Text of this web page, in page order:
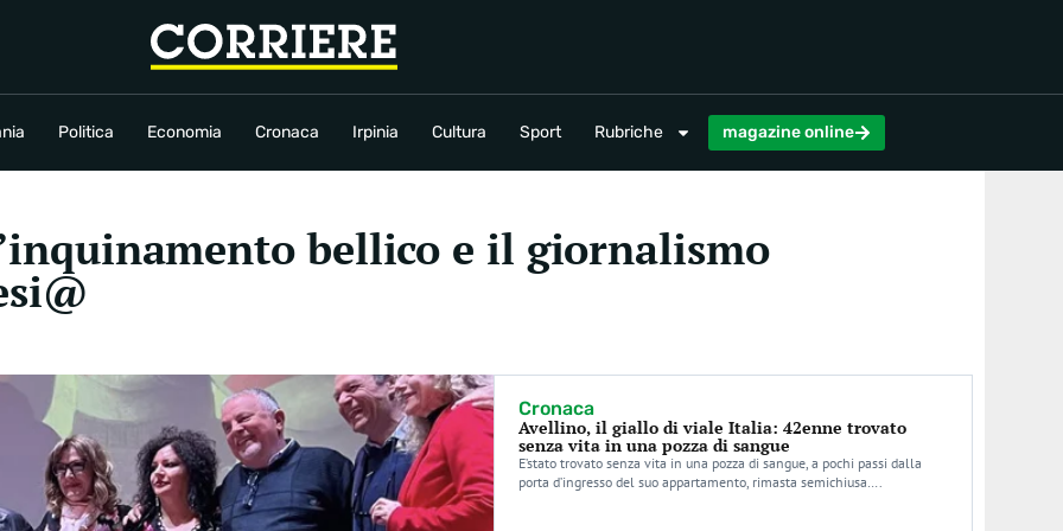
Politica Economia Cronaca Irpinia Cultura Sport Rubriche magazine online
Cronaca Irpinia Sport Rubriche
bellico e il giornalismo
Cronaca
Avellino, il giallo di viale Italia: 42enne trovato
senza vita in una pozza di sangue
E’stato trovato senza vita in una pozza di sangue, a pochi passi dalla
porta d’ingresso del suo appartamento, rimasta semichiusa….